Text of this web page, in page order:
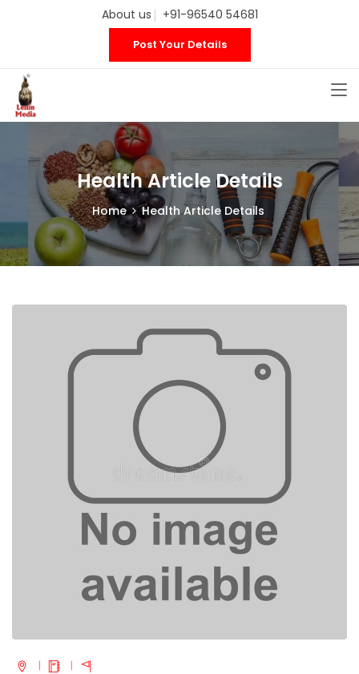
About us +91-96540 54681
Post Your Details
Health Article Details
Home Health Article Details